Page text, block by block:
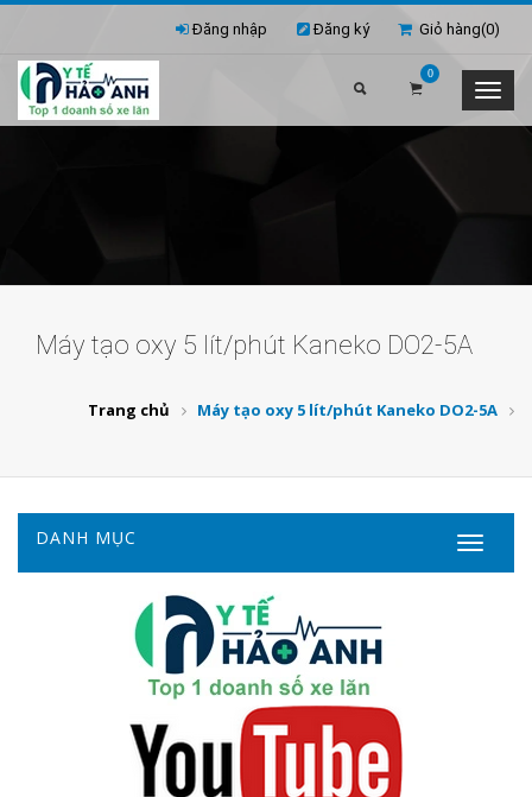
Giỏ hàng(0)
Đăng nhập Đăng ký
0
Máy tạo oxy 5 lít/phút Kaneko DO2-5A
Trang chủ Máy tạo oxy 5 lít/phút Kaneko DO2-5A
DANH MỤC